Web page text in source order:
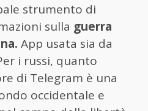
strumento di
sulla guerra
App usata sia da
i russi, quanto
di Telegram è una
occidentale e